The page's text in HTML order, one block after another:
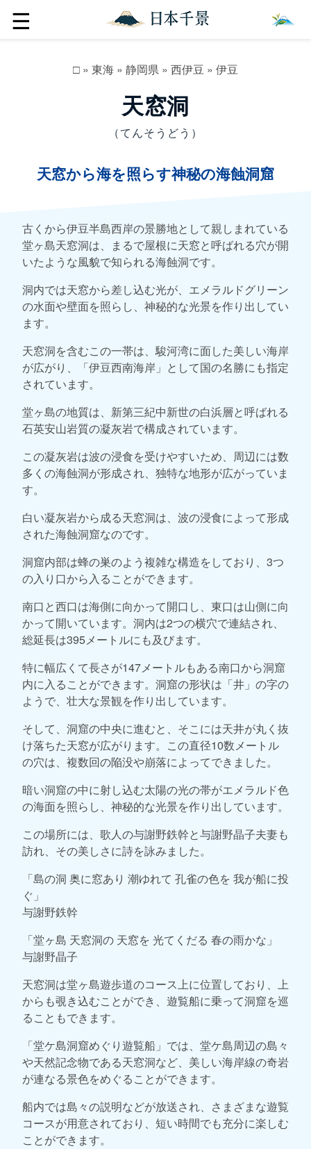
☰
□ » 東海 » 静岡県 » 西伊豆 » 伊豆
天窓洞
（てんそうどう）
天窓から海を照らす神秘の海蝕洞窟
古くから伊豆半島西岸の景勝地として親しまれている
堂ヶ島天窓洞は、まるで屋根に天窓と呼ばれる穴が開
いたような風貌で知られる海蝕洞です。
洞内では天窓から差し込む光が、エメラルドグリーン
の水面や壁面を照らし、神秘的な光景を作り出してい
ます。
天窓洞を含むこの一帯は、駿河湾に面した美しい海岸
が広がり、「伊豆西南海岸」として国の名勝にも指定
されています。
堂ヶ島の地質は、新第三紀中新世の白浜層と呼ばれる
石英安山岩質の凝灰岩で構成されています。
この凝灰岩は波の浸食を受けやすいため、周辺には数
多くの海蝕洞が形成され、独特な地形が広がっていま
す。
白い凝灰岩から成る天窓洞は、波の浸食によって形成
された海蝕洞窟なのです。
洞窟内部は蜂の巣のよう複雑な構造をしており、3つ
の入り口から入ることができます。
南口と西口は海側に向かって開口し、東口は山側に向
かって開いています。洞内は2つの横穴で連結され、
総延長は395メートルにも及びます。
特に幅広くて長さが147メートルもある南口から洞窟
内に入ることができます。洞窟の形状は「井」の字の
ようで、壮大な景観を作り出しています。
そして、洞窟の中央に進むと、そこには天井が丸く抜
け落ちた天窓が広がります。この直径10数メートル
の穴は、複数回の陥没や崩落によってできました。
暗い洞窟の中に射し込む太陽の光の帯がエメラルド色
の海面を照らし、神秘的な光景を作り出しています。
この場所には、歌人の与謝野鉄幹と与謝野晶子夫妻も
訪れ、その美しさに詩を詠みました。
「島の洞 奥に窓あり 潮ゆれて 孔雀の色を 我が船に投
ぐ」
与謝野鉄幹
「堂ヶ島 天窓洞の 天窓を 光てくだる 春の雨かな」
与謝野晶子
天窓洞は堂ヶ島遊歩道のコース上に位置しており、上
からも覗き込むことができ、遊覧船に乗って洞窟を巡
ることもできます。
「堂ケ島洞窟めぐり遊覧船」では、堂ケ島周辺の島々
や天然記念物である天窓洞など、美しい海岸線の奇岩
が連なる景色をめぐることができます。
船内では島々の説明などが放送され、さまざまな遊覧
コースが用意されており、短い時間でも充分に楽しむ
ことができます。